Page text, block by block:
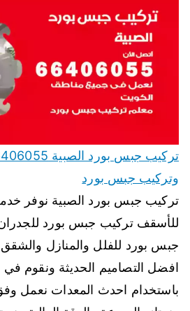
وتركيب جبس بورد
تركيب جبس بورد الصبية نوفر
للأسقف تركيب جبس بورد
جبس بورد للفلل والمنازل والشقق
افضل التصاميم الحديثة ونقوم
باستخدام احدث المعدات نعمل